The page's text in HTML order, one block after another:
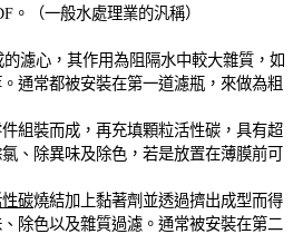
。（一般水處理業的汎稱）
濾心，其作用為阻隔水中較大雜質，如
通常都被安裝在第一道濾瓶，來做為粗
組裝而成，再充填顆粒活性碳，具有超
、除異味及除色，若是放置在薄膜前可
碳燒結加上黏著劑並透過擠出成型而得
除色以及雜質過濾。通常被安裝在第二